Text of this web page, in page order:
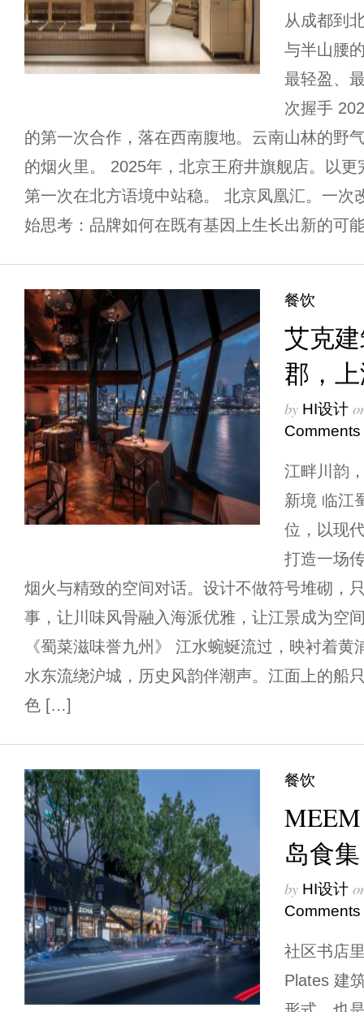
从成都到
与半山腰
最轻盈、
次握手
的第一次合作，落在西南腹地。云南山林的野
的烟火里。 2025年，北京王府井旗舰店。以
第一次在北方语境中站稳。 北京凤凰汇。一
始思考：品牌如何在既有基因上生长出新的可
餐饮
艾克
郡，
by HI设计
Comments
江畔川韵
新境 临江
位，以现
打造一场
烟火与精致的空间对话。设计不做符号堆砌，
事，让川味风骨融入海派优雅，让江景成为空
《蜀菜滋味誉九州》 江水蜿蜒流过，映衬着
水东流绕沪城，历史风韵伴潮声。江面上的船
色 […]
餐饮
MEEM
岛食
by HI设计
Comments
社区书店
Plates 建